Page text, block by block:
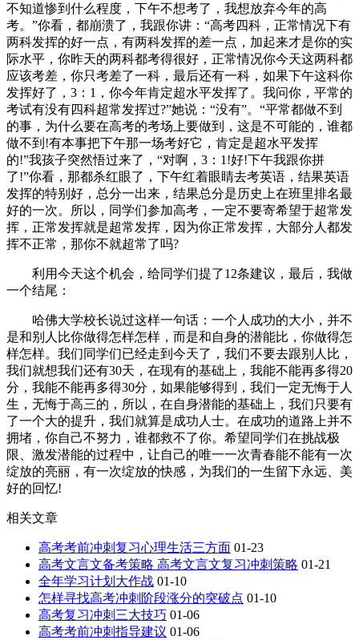
不知道惨到什么程度，下午不想考了，我想放弃今年的高
考。”你看，都崩溃了，我跟你讲：“高考四科，正常情况下有
两科发挥的好一点，有两科发挥的差一点，加起来才是你的实
际水平，你昨天的两科都考得很好，正常情况你今天这两科都
应该考差，你只考差了一科，最后还有一科，如果下午这科你
发挥好了，3：1，你今年肯定超水平发挥了。我问你，平常的
考试有没有四科超常发挥过?”她说：“没有”。“平常都做不到
的事，为什么要在高考的考场上要做到，这是不可能的，谁都
做不到!有本事把下午那一场考好它，肯定是超水平发挥
的!”我孩子突然悟过来了，“对啊，3：1!好!下午我跟你拼
了!”你看，那都杀红眼了，下午红着眼睛去考英语，结果英语
发挥的特别好，总分一出来，结果总分是历史上在班里排名最
好的一次。所以，同学们参加高考，一定不要寄希望于超常发
挥，正常发挥就是超常发挥，因为你正常发挥，大部分人都发
挥不正常，那你不就超常了吗?
利用今天这个机会，给同学们提了12条建议，最后，我做
一个结尾：
哈佛大学校长说过这样一句话：一个人成功的大小，并不
是和别人比你做得怎样怎样，而是和自身的潜能比，你做得怎
样怎样。我们同学们已经走到今天了，我们不要去跟别人比，
我们就想我们还有30天，在现有的基础上，我能不能再多得20
分，我能不能再多得30分，如果能够得到，我们一定无悔于人
生，无悔于高三的，所以，在自身潜能的基础上，我们只要有
了一个大的提升，我们就算是成功人士。在成功的道路上并不
拥堵，你自己不努力，谁都救不了你。希望同学们在挑战极
限、激发潜能的过程中，让自己的唯一一次青春能不能有一次
绽放的亮丽，有一次绽放的快感，为我们的一生留下永远、美
好的回忆!
相关文章
高考考前冲刺复习心理生活三方面 01-23
高考文言文备考策略 高考文言文复习冲刺策略 01-21
全年学习计划大作战 01-10
怎样寻找高考冲刺阶段涨分的突破点 01-10
高考复习冲刺三大技巧 01-06
高考考前冲刺指导建议 01-06